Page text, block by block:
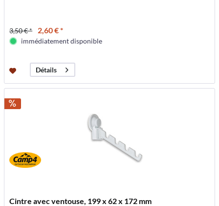
3,50 € * 2,60 € *
immédiatement disponible
Détails
Cintre avec ventouse, 199 x 62 x 172 mm